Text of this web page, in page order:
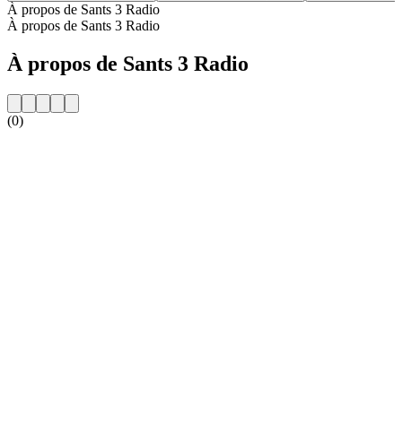
À propos de Sants 3 Radio
À propos de Sants 3 Radio
À propos de Sants 3 Radio
(0)